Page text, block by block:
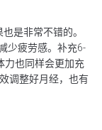
是非常不错的。
少疲劳感。补充6-
力也同样会更加充
调整好月经，也有